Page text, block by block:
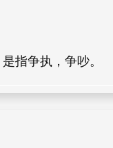
斗折
指争执，争吵。